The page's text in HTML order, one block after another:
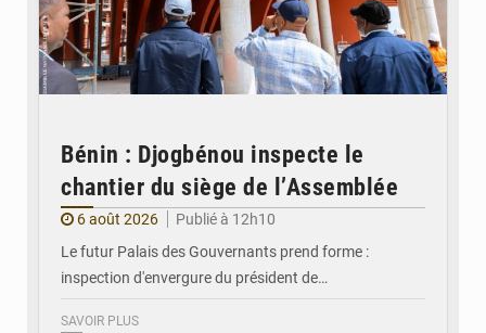
Bénin : Djogbénou inspecte le
chantier du siège de l’Assemblée
6 août 2026
Publié à 12h10
Le futur Palais des Gouvernants prend forme :
inspection d'envergure du président de…
SAVOIR PLUS